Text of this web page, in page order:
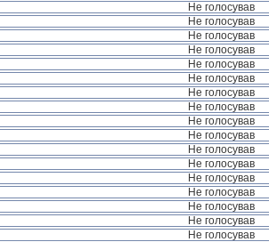
Не голосував
Не голосував
Не голосував
Не голосував
Не голосував
Не голосував
Не голосував
Не голосував
Не голосував
Не голосував
Не голосував
Не голосував
Не голосував
Не голосував
Не голосував
Не голосував
Не голосував